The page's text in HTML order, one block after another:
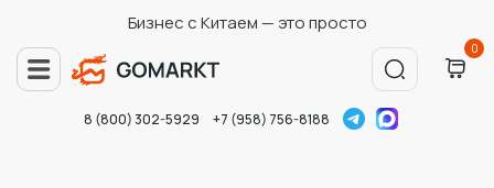
Бизнес с Китаем — это просто
0
8 (800) 302-5929 +7 (958) 756-8188